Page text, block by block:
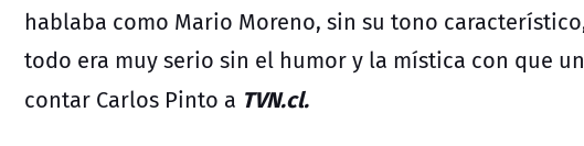
hablaba como Mario Moreno, sin su tono
todo era muy serio sin el humor y la mística con que
contar Carlos Pinto a TVN.cl.